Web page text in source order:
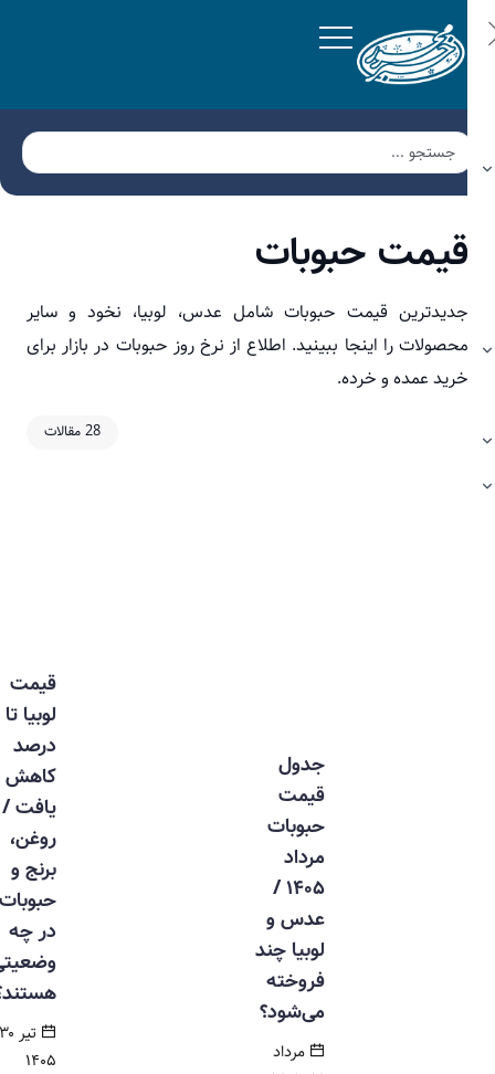
قیمت حبوبات
جدیدترین قیمت حبوبات شامل عدس، لوبیا، نخود و سایر
محصولات را اینجا ببینید. اطلاع از نرخ روز حبوبات در بازار برای
خرید عمده و خرده.
جدول
قیمت
حبوبات
مرداد
۱۴۰۵ /
عدس و
لوبیا چند
فروخته
می‌شود؟
مرداد
قیمت
لوبیا تا ۳۰
درصد
کاهش
یافت /
روغن،
برنج و
حبوبات
در چه
وضعیتی
هستند؟
تیر ۳۰,
۱۴۰۵